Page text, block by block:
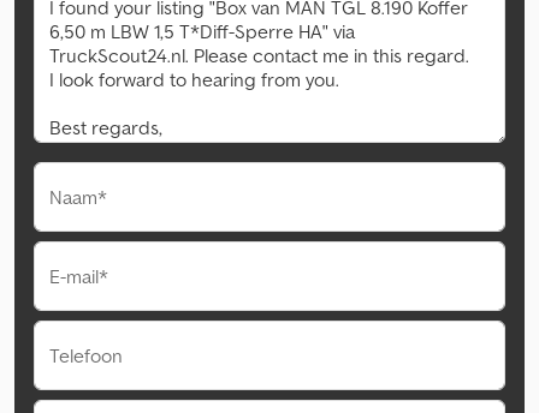
Naam*
E-mail*
Telefoon